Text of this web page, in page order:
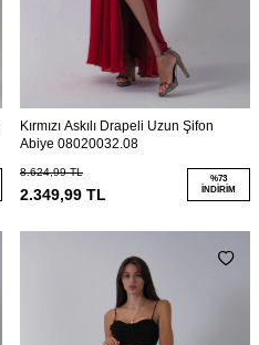
Kırmızı Askılı Drapeli Uzun Şifon
Abiye 08020032.08
8.624,99TL
2.349,99 TL
%73
İNDIRIM